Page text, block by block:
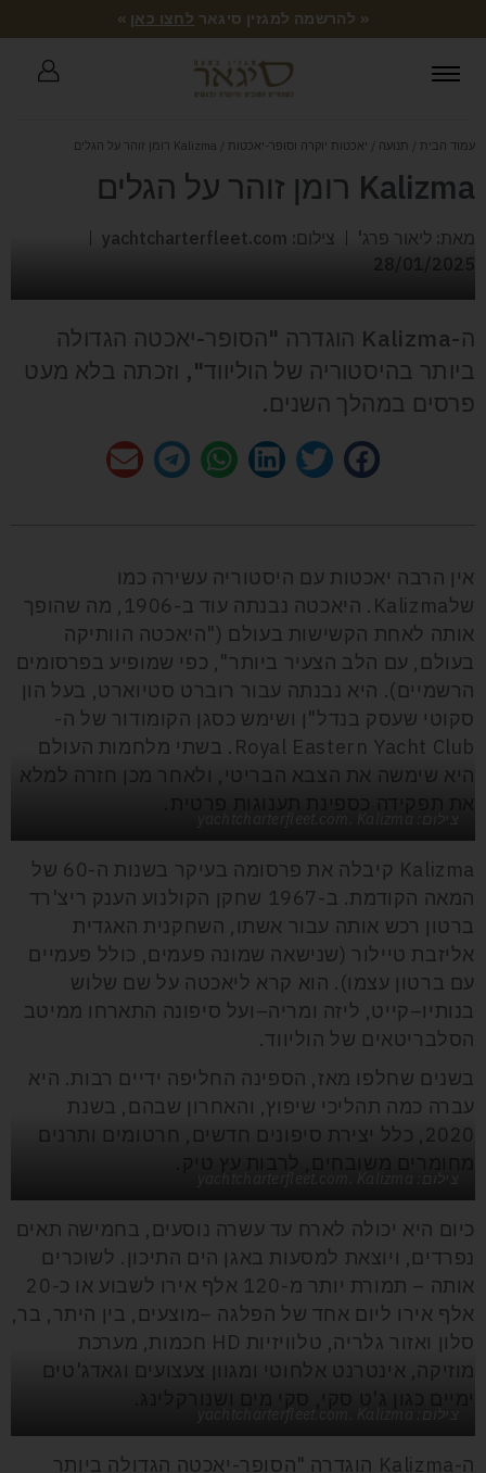
« להרשמה למגזין סיגאר לחצו כאן »
עמוד הבית / תנועה / יאכטות יוקרה וסופר-יאכטות / Kalizma רומן זוהר על הגלים
Kalizma רומן זוהר על הגלים
מאת: ליאור פרג'
צילום: yachtcharterfleet.com
28/01/2025
ה-Kalizma הוגדרה "הסופר-יאכטה הגדולה
ביותר בהיסטוריה של הוליווד", וזכתה בלא מעט
פרסים במהלך השנים.
אין הרבה יאכטות עם היסטוריה עשירה כמו
שלKalizma. היאכטה נבנתה עוד ב-1906, מה שהופך
אותה לאחת הקשישות בעולם ("היאכטה הוותיקה
בעולם, עם הלב הצעיר ביותר", כפי שמופיע בפרסומים
הרשמיים). היא נבנתה עבור רוברט סטיוארט, בעל הון
סקוטי שעסק בנדל"ן ושימש כסגן הקומודור של ה-
Royal Eastern Yacht Club. בשתי מלחמות העולם
היא שימשה את הצבא הבריטי, ולאחר מכן חזרה למלא
Kalizma קיבלה את פרסומה בעיקר בשנות ה-60 של
המאה הקודמת. ב-1967 שחקן הקולנוע הענק ריצ'רד
ברטון רכש אותה עבור אשתו, השחקנית האגדית
אליזבת טיילור (שנישאה שמונה פעמים, כולל פעמיים
עם ברטון עצמו). הוא קרא ליאכטה על שם שלוש
בנותיו–קייט, ליזה ומריה–ועל סיפונה התארחו ממיטב
הסלבריטאים של הוליווד.
בשנים שחלפו מאז, הספינה החליפה ידיים רבות. היא
עברה כמה תהליכי שיפוץ, והאחרון שבהם, בשנת
2020, כלל יצירת סיפונים חדשים, חרטומים ותרנים
כיום היא יכולה לארח עד עשרה נוסעים, בחמישה תאים
נפרדים, ויוצאת למסעות באגן הים התיכון. לשוכרים
אותה – תמורת יותר מ-120 אלף אירו לשבוע או כ-20
אלף אירו ליום אחד של הפלגה –מוצעים, בין היתר, בר,
סלון ואזור גלריה, טלוויזיות HD חכמות, מערכת
מוזיקה, אינטרנט אלחוטי ומגוון צעצועים וגאדג'טים
ה-Kalizma הוגדרה "הסופר-יאכטה הגדולה ביותר